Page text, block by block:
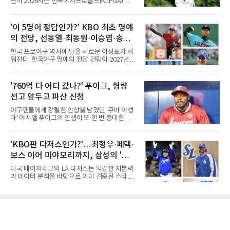
자만 놓고 보면 KBO가 유난히 혹사 구조라고 말
비교하기 어려울 정도로 폭염이 길어지고 강해
지고 있다. 여기에 장마, 이
억 원, 우승상금 1억8000만 원) 2라운드에서 단
독 선두로 도약했다.강채연은 7일 제주도 서귀
포의 테디밸리 골프앤리조트(파72)에서 열린 2
라운드에서 버디 5개와 보기 1개를 묶어 4언더
파 68타를 쳤다. 중간합계 9언더파 135타로 전
날 공동 4위에서 선두로 올라섰다. 공동 2위 그
룹(8언더파 136타)과는 한 타 차다.이 대회는 그
받았으나, 지난해 상금순위 75위에 그쳐 시드순
위전으로 밀렸고 본선에서도 78위에
'이 5명이 정답인가?' KBO 최초 명예
의 전당, 선동열·최동원·이승엽·송진
우·김응용을 둘러싼 논쟁
한국 프로야구 역사에 남을 새로운 이정표가 세
워진다. 한국야구 명예의 전당 건립이 2027년으
문으로 향하고 있다. "누가 한국 야구 최초의 명
예의 전당 헌액자가 될 것인가?"현재 가장 많이
거론되는 후보군은 선동열, 최동원, 이승엽, 송
진우, 그리고 김응용 감독이다. 한국 야구의 시
대별 상징성과 업적을 고려하면 충분히 설득력
있는 이름들이다.선동열은 한국 야구가 배출한
최고의 투수로 평가받는다. 해태 시절 통산 146
프로야구에서도 성공하며 한국 선수의 해외 진
출 가능성을 보여준 상징적인 존
'760억 다 어디 갔나?' 푸이그, 형량
선고 앞두고 파산 신청
야구팬들에게 강렬한 인상을 남겼던 '쿠바 야생
마' 야시엘 푸이그의 인생이 또 한 번 중대한 갈
거액을 벌었던 푸이그가 연방 사건 선고를 앞두
고 파산보호를 신청했다.푸이그는 최근 미국 플
로리다 파산 법원에 챕터11 파산보호 신청을 냈
다. 챕터11은 기업이나 개인이 채권자들과 협의
를 통해 재정 구조를 재편할 수 있도록 돕는 제도
다.미 매체들에 따르면 푸이그의 자산 규모는
1000만~5000만 달러(약 146억~730억 원), 부
'KBO판 다저스인가?'…최형우·페덱·
보스 이어 미야모리까지, 삼성의 '스펙
만렙' 승부수
미국 메이저리그의 LA 다저스는 막강한 자본력
과 데이터 분석을 바탕으로 이미 검증된 스타들